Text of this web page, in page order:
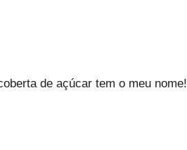
de açúcar tem o meu nome!